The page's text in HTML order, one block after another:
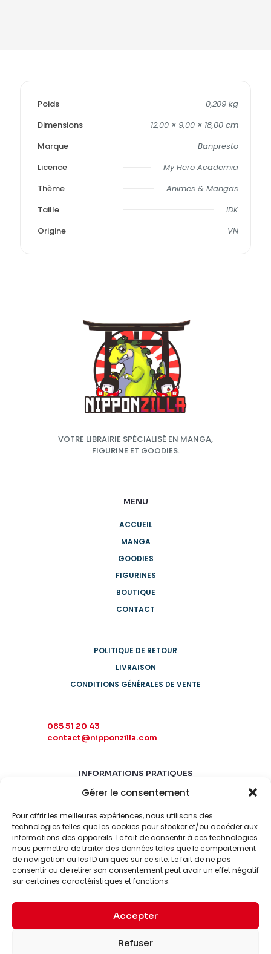
Gérer le consentement
Pour offrir les meilleures expériences, nous utilisons des
technologies telles que les cookies pour stocker et/ou accéder aux
informations des appareils. Le fait de consentir à ces technologies
nous permettra de traiter des données telles que le comportement
de navigation ou les ID uniques sur ce site. Le fait de ne pas
consentir ou de retirer son consentement peut avoir un effet négatif
sur certaines caractéristiques et fonctions.
Accepter
Refuser
Poids
0,209 kg
Dimensions
12,00 × 9,00 × 18,00 cm
Marque
Banpresto
Licence
My Hero Academia
Thème
Animes & Mangas
Taille
IDK
Origine
VN
VOTRE LIBRAIRIE SPÉCIALISÉ EN MANGA,
FIGURINE ET GOODIES.
MENU
ACCUEIL
MANGA
GOODIES
FIGURINES
BOUTIQUE
CONTACT
POLITIQUE DE RETOUR
LIVRAISON
CONDITIONS GÉNÉRALES DE VENTE
085 51 20 43
contact@nipponzilla.com
INFORMATIONS PRATIQUES
MARDI-SAMEDI
LUNDI-DIMANCHE
FERMÉ
© 2026 Nipponzilla. Tous
Mentions